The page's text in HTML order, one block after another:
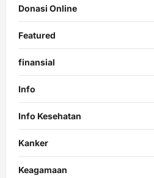
Donasi Online
Featured
finansial
Info
Info Kesehatan
Kanker
Keagamaan